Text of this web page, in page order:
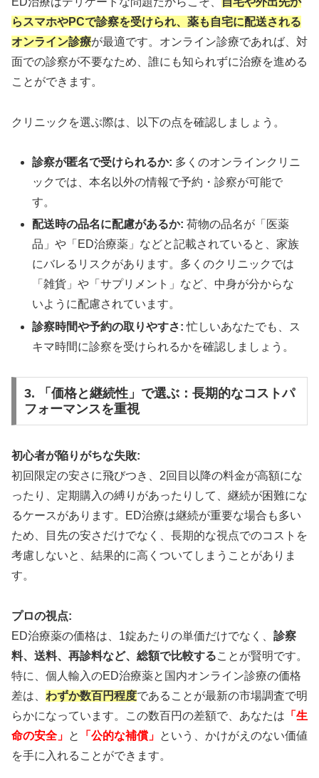
らスマホやPCで診察を受けられ、薬も自宅に配送される
オンライン診療が最適です。オンライン診療であれば、対
面での診察が不要なため、誰にも知られずに治療を進める
ことができます。
クリニックを選ぶ際は、以下の点を確認しましょう。
診察が匿名で受けられるか: 多くのオンラインクリニ
ックでは、本名以外の情報で予約・診察が可能で
す。
配送時の品名に配慮があるか: 荷物の品名が「医薬
品」や「ED治療薬」などと記載されていると、家族
にバレるリスクがあります。多くのクリニックでは
「雑貨」や「サプリメント」など、中身が分からな
いように配慮されています。
診察時間や予約の取りやすさ: 忙しいあなたでも、ス
キマ時間に診察を受けられるかを確認しましょう。
3. 「価格と継続性」で選ぶ：長期的なコストパ
フォーマンスを重視
初心者が陥りがちな失敗:
初回限定の安さに飛びつき、2回目以降の料金が高額にな
ったり、定期購入の縛りがあったりして、継続が困難にな
るケースがあります。ED治療は継続が重要な場合も多い
ため、目先の安さだけでなく、長期的な視点でのコストを
考慮しないと、結果的に高くついてしまうことがありま
す。
プロの視点:
ED治療薬の価格は、1錠あたりの単価だけでなく、 診察
料、送料、再診料など、総額で比較することが賢明です。
特に、個人輸入のED治療薬と国内オンライン診療の価格
差は、 わずか数百円程度であることが最新の市場調査で明
らかになっています。この数百円の差額で、あなたは 「生
命の安全」 と 「公的な補償」 という、かけがえのない価値
を手に入れることができます。